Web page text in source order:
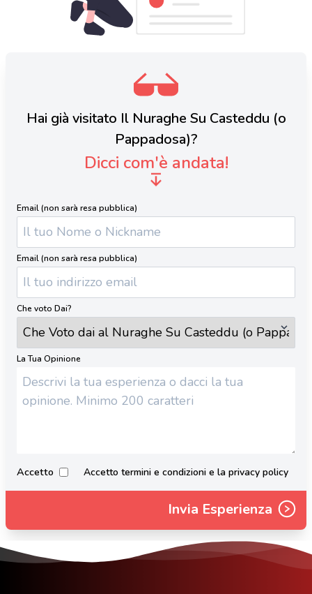
Hai già visitato Il Nuraghe Su Casteddu (o
Pappadosa)?
Dicci com'è andata!
Email (non sarà resa pubblica)
Email (non sarà resa pubblica)
Che voto Dai?
La Tua Opinione
Accetto Accetto termini e condizioni e la privacy policy
Invia Esperienza